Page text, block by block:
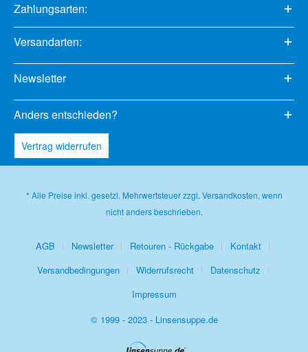
Zahlungsarten:
Versandarten:
Newsletter
Anders entschieden?
Vertrag widerrufen
* Alle Preise inkl. gesetzl. Mehrwertsteuer zzgl. Versandkosten, wenn
nicht anders beschrieben.
AGB Newsletter Retouren - Rückgabe
Kontakt
Versandbedingungen
Widerrufsrecht
Datenschutz
Impressum
© 1999 - 2023 - Linsensuppe.de